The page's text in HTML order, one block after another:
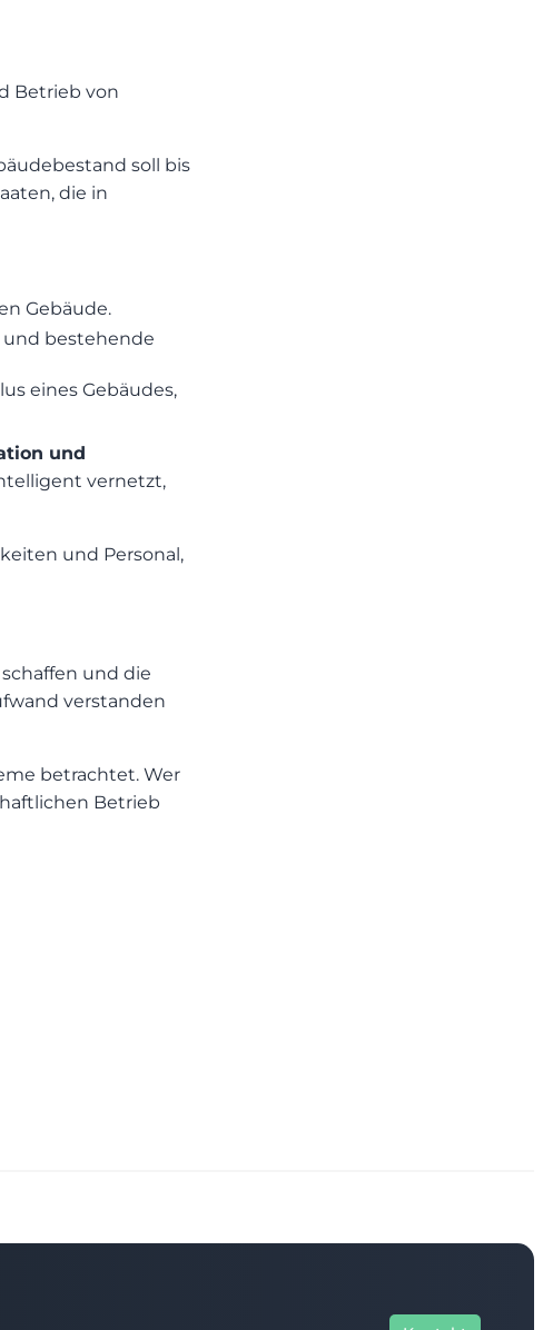
Betrieb von
soll bis
die in
Gebäude.
bestehende
eines Gebäudes,
und
vernetzt,
und Personal,
und die
verstanden
betrachtet. Wer
Betrieb